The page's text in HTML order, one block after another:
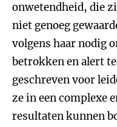
onwetendheid, die
niet genoeg
volgens haar nodig
betrokken en alert
geschreven voor
ze in een complexe
resultaten kunnen